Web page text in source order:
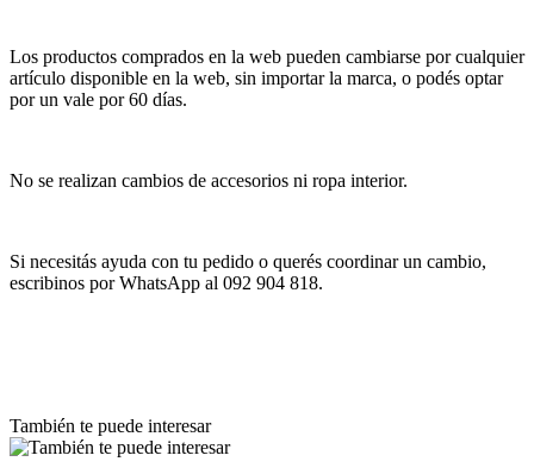
Los productos comprados en la web pueden cambiarse por cualquier
artículo disponible en la web, sin importar la marca, o podés optar
por un vale por 60 días.
No se realizan cambios de accesorios ni ropa interior.
Si necesitás ayuda con tu pedido o querés coordinar un cambio,
escribinos por WhatsApp al 092 904 818.
También te puede interesar